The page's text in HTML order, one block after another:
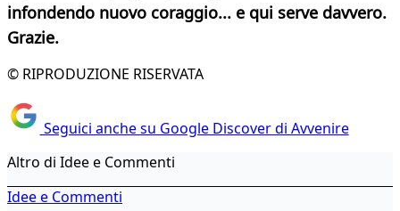
infondendo nuovo coraggio... e qui serve davvero.
Grazie.
© RIPRODUZIONE RISERVATA
Seguici anche su Google Discover di Avvenire
Altro di Idee e Commenti
Idee e Commenti